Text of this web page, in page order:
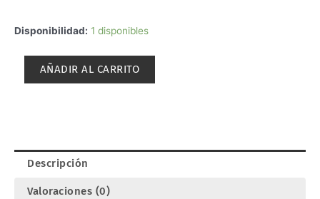
Disponibilidad: 1 disponibles
TUERCAS
25391
AÑADIR AL CARRITO
Descripción
Valoraciones (0)